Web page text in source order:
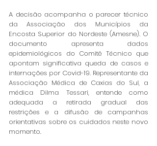
A decisão acompanha o parecer técnico
da Associação dos Municípios da
Encosta Superior do Nordeste (Amesne). O
documento apresenta dados
epidemiológicos do Comitê Técnico que
apontam significativa queda de casos e
internações por Covid-19. Representante da
Associação Médica de Caxias do Sul, a
médica Dilma Tessari, entende como
adequada a retirada gradual das
restrições e a difusão de campanhas
orientativas sobre os cuidados neste novo
momento.